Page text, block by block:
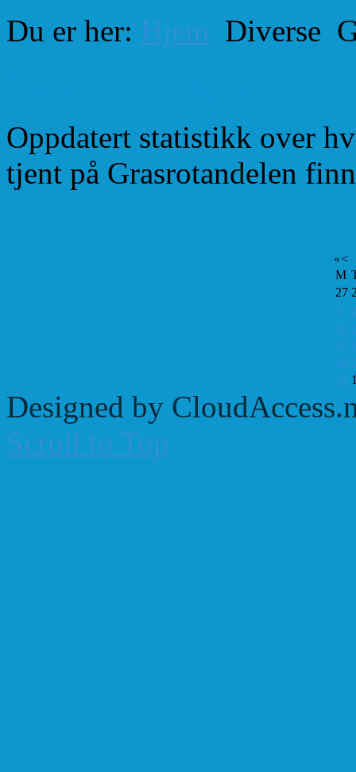
Du er her: Hjem Diverse
Oppdatert statistikk over
tjent på Grasrotandelen
«<
M
27
3
10
17
24
31
Designed by
Scroll to Top